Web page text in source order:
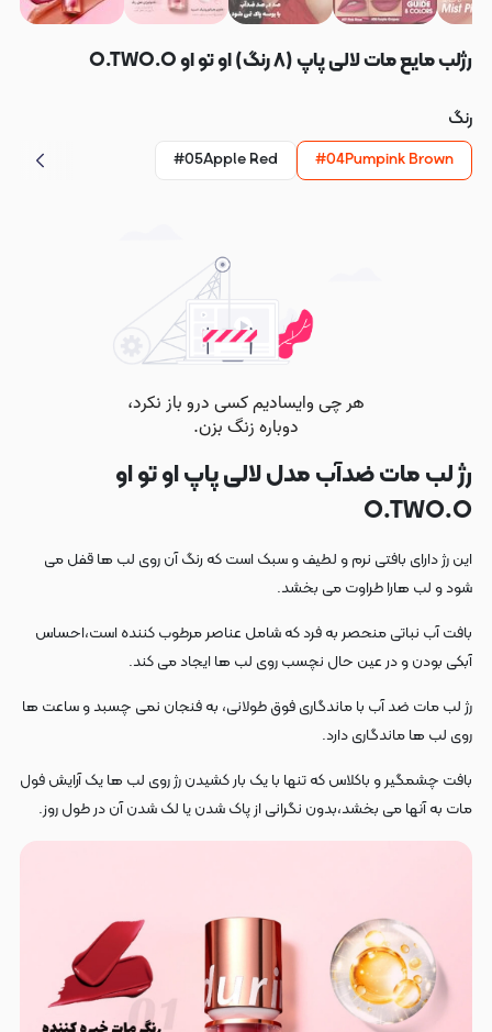
رژلب مایع مات لالی پاپ (٨ رنگ) او تو او O.TWO.O
رنگ
#04Pumpink Brown
#05Apple Red
رژ لب مات ضدآب مدل لالی پاپ او تو او
O.TWO.O
این رژ دارای بافتی نرم و لطیف و سبک است که رنگ آن روی لب ها قفل می
شود و لب هارا طراوت می بخشد.
بافت آب نباتی منحصر به فرد که شامل عناصر مرطوب کننده است،احساس
آبکی بودن و در عین حال نچسب روی لب ها ایجاد می کند.
رژ لب مات ضد آب با ماندگاری فوق طولانی، به فنجان نمی چسبد و ساعت ها
روی لب ها ماندگاری دارد.
بافت چشمگیر و باکلاس که تنها با یک بار کشیدن رژ روی لب ها یک آرایش فول
مات به آنها می بخشد،بدون نگرانی از پاک شدن یا لک شدن آن در طول روز.